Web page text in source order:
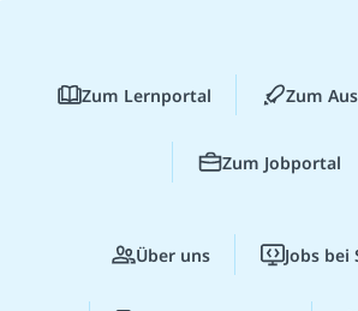
Zum Lernportal Zum
Zum Jobportal
Über uns Jobs bei